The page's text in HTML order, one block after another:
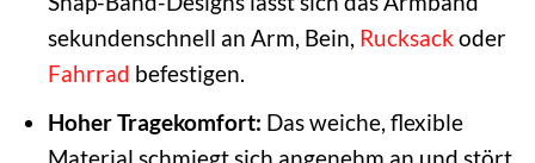
sekundenschnell an Arm, Bein, Rucksack oder
Fahrrad befestigen.
Hoher Tragekomfort: Das weiche, flexible